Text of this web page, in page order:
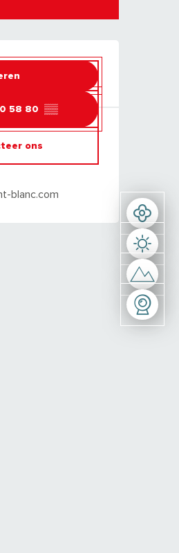
58 80 ▒▒
ons
blanc.com